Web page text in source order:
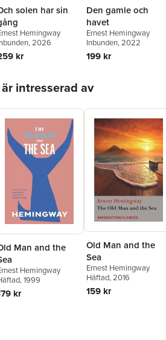
solen har sin
Hemingway
, 2026
kr
Den gamle och
havet
Ernest Hemingway
Inbunden, 2022
199 kr
intresserad av
Man and the
Hemingway
, 1999
kr
Old Man and the
Sea
Ernest Hemingway
Häftad, 2016
159 kr